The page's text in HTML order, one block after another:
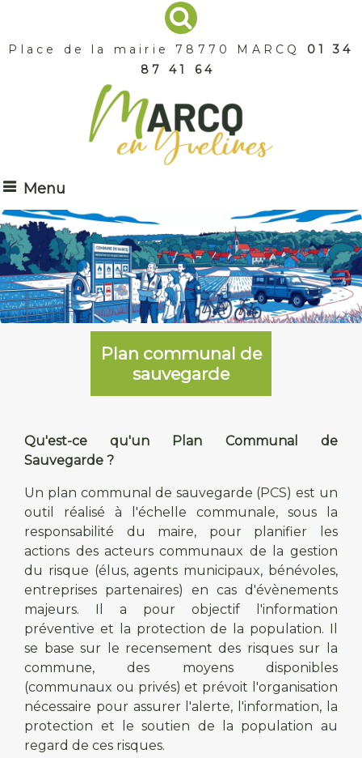
Place de la mairie 78770 MARCQ 01 34
87 41 64
Menu
Plan communal de
sauvegarde
Qu'est-ce qu'un Plan Communal de
Sauvegarde ?
Un plan communal de sauvegarde (PCS) est un
outil réalisé à l'échelle communale, sous la
responsabilité du maire, pour planifier les
actions des acteurs communaux de la gestion
du risque (élus, agents municipaux, bénévoles,
entreprises partenaires) en cas d'évènements
majeurs. Il a pour objectif l'information
préventive et la protection de la population. Il
se base sur le recensement des risques sur la
commune, des moyens disponibles
(communaux ou privés) et prévoit l'organisation
nécessaire pour assurer l'alerte, l'information, la
protection et le soutien de la population au
regard de ces risques.